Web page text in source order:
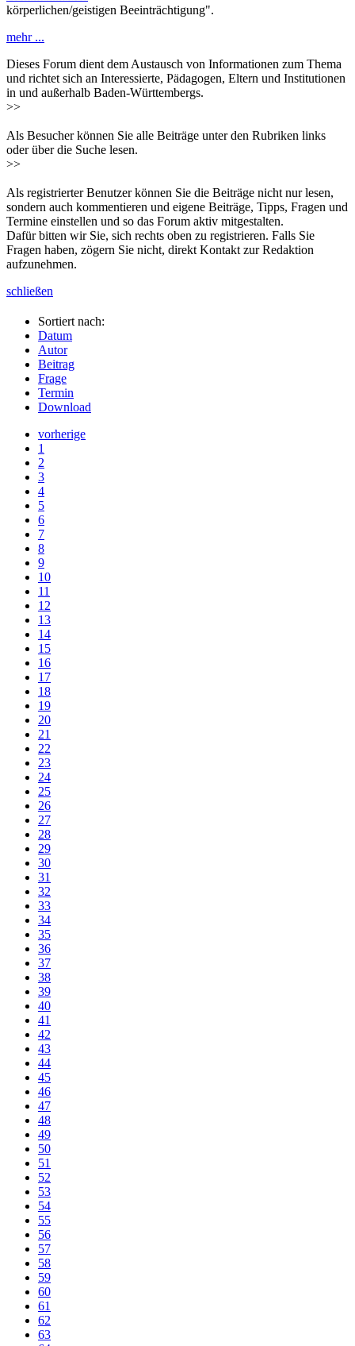
körperlichen/geistigen Beeinträchtigung".
mehr ...
Dieses Forum dient dem Austausch von Informationen zum Thema
und richtet sich an Interessierte, Pädagogen, Eltern und Institutionen
in und außerhalb Baden-Württembergs.
>>
Als Besucher können Sie alle Beiträge unter den Rubriken links
oder über die Suche lesen.
>>
Als registrierter Benutzer können Sie die Beiträge nicht nur lesen,
sondern auch kommentieren und eigene Beiträge, Tipps, Fragen und
Termine einstellen und so das Forum aktiv mitgestalten.
Dafür bitten wir Sie, sich rechts oben zu registrieren. Falls Sie
Fragen haben, zögern Sie nicht, direkt Kontakt zur Redaktion
aufzunehmen.
schließen
Sortiert nach:
Datum
Autor
Beitrag
Frage
Termin
Download
vorherige
1
2
3
4
5
6
7
8
9
10
11
12
13
14
15
16
17
18
19
20
21
22
23
24
25
26
27
28
29
30
31
32
33
34
35
36
37
38
39
40
41
42
43
44
45
46
47
48
49
50
51
52
53
54
55
56
57
58
59
60
61
62
63